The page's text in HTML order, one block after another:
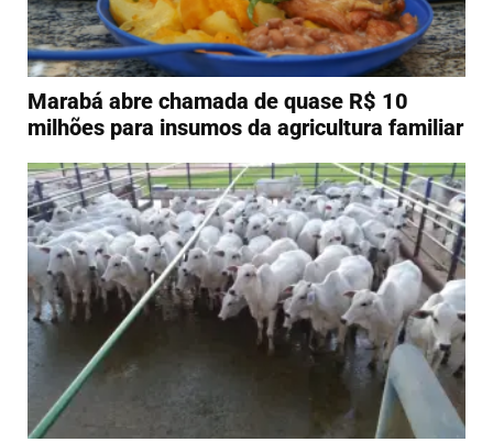
Marabá abre chamada de quase R$ 10
milhões para insumos da agricultura familiar